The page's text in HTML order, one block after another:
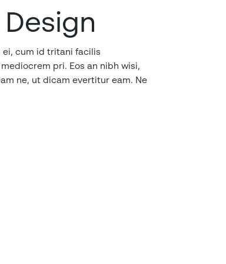
ei, cum id tritani facilis
pri. Eos an nibh wisi,
ne, ut dicam evertitur eam. Ne